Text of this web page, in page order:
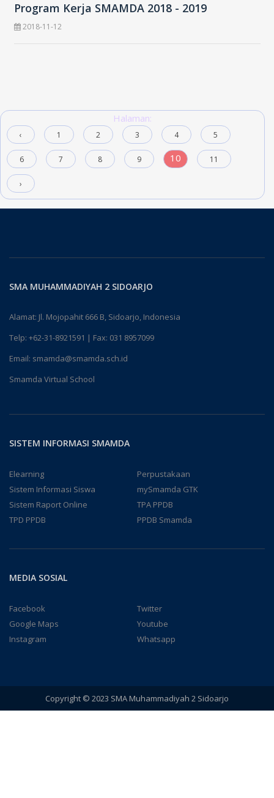
Program Kerja SMAMDA 2018 - 2019
2018-11-12
Halaman:
‹ 1 2 3 4 5
6 7 8 9 10 11
›
SMA MUHAMMADIYAH 2 SIDOARJO
Alamat: Jl. Mojopahit 666 B, Sidoarjo, Indonesia
Telp: +62-31-8921591 | Fax: 031 8957099
Email: smamda@smamda.sch.id
Smamda Virtual School
SISTEM INFORMASI SMAMDA
Elearning
Perpustakaan
Sistem Informasi Siswa
mySmamda GTK
Sistem Raport Online
TPA PPDB
TPD PPDB
PPDB Smamda
MEDIA SOSIAL
Facebook
Twitter
Google Maps
Youtube
Instagram
Whatsapp
Copyright © 2023 SMA Muhammadiyah 2 Sidoarjo